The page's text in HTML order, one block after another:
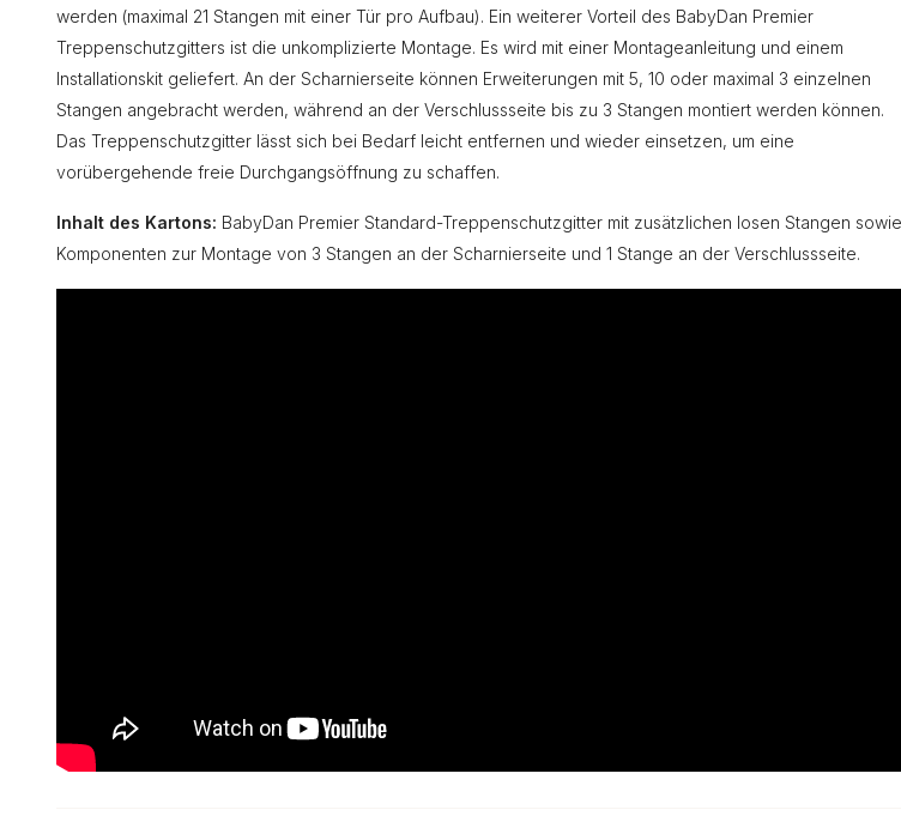
werden (maximal 21 Stangen mit einer Tür pro Aufbau). Ein weiterer Vorteil des BabyDan Premier
Treppenschutzgitters ist die unkomplizierte Montage. Es wird mit einer Montageanleitung und einem
Installationskit geliefert. An der Scharnierseite können Erweiterungen mit 5, 10 oder maximal 3 einzelnen
Stangen angebracht werden, während an der Verschlussseite bis zu 3 Stangen montiert werden können.
Das Treppenschutzgitter lässt sich bei Bedarf leicht entfernen und wieder einsetzen, um eine
vorübergehende freie Durchgangsöffnung zu schaffen.
Inhalt des Kartons: BabyDan Premier Standard-Treppenschutzgitter mit zusätzlichen losen Stangen sowie
Komponenten zur Montage von 3 Stangen an der Scharnierseite und 1 Stange an der Verschlussseite.